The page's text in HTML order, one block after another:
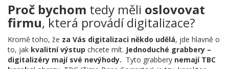
Proč bychom tedy měli oslovovat
firmu, která provádí digitalizace?
Kromě toho, že za Vás digitalizaci někdo udělá, jde hlavně o
to, jak kvalitní výstup chcete mít. Jednoduché grabbery –
digitalizéry mají své nevýhody. Tyto grabbery nemají TBC